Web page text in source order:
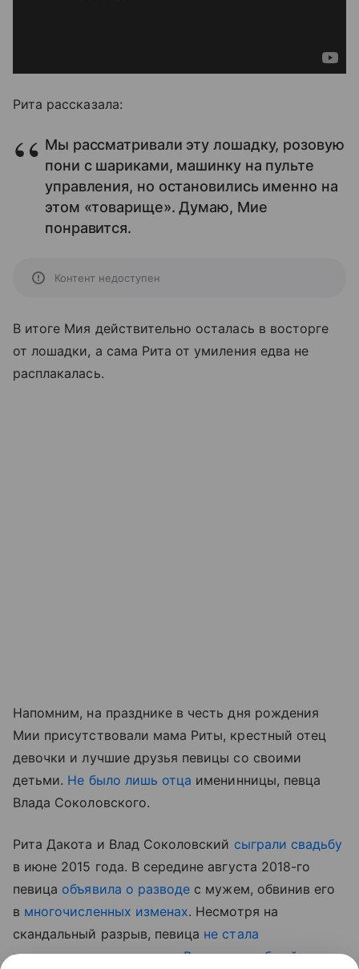
Рита рассказала:
Мы рассматривали эту лошадку, розовую
пони с шариками, машинку на пульте
управления, но остановились именно на
этом «товарище». Думаю, Мие
понравится.
Контент недоступен
В итоге Мия действительно осталась в восторге
от лошадки, а сама Рита от умиления едва не
расплакалась.
Напомним, на празднике в честь дня рождения
Мии присутствовали мама Риты, крестный отец
девочки и лучшие друзья певицы со своими
детьми. Не было лишь отца именинницы, певца
Влада Соколовского.
Рита Дакота и Влад Соколовский сыграли свадьбу
в июне 2015 года. В середине августа 2018-го
певица объявила о разводе с мужем, обвинив его
в многочисленных изменах. Несмотря на
скандальный разрыв, певица не стала
препятствовать встречам Влада с их общей